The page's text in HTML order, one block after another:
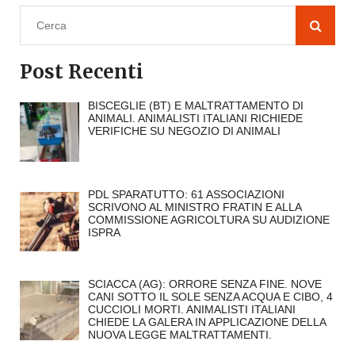
Post Recenti
BISCEGLIE (BT) E MALTRATTAMENTO DI
ANIMALI. ANIMALISTI ITALIANI RICHIEDE
VERIFICHE SU NEGOZIO DI ANIMALI
PDL SPARATUTTO: 61 ASSOCIAZIONI
SCRIVONO AL MINISTRO FRATIN E ALLA
COMMISSIONE AGRICOLTURA SU AUDIZIONE
ISPRA
SCIACCA (AG): ORRORE SENZA FINE. NOVE
CANI SOTTO IL SOLE SENZA ACQUA E CIBO, 4
CUCCIOLI MORTI. ANIMALISTI ITALIANI
CHIEDE LA GALERA IN APPLICAZIONE DELLA
NUOVA LEGGE MALTRATTAMENTI.